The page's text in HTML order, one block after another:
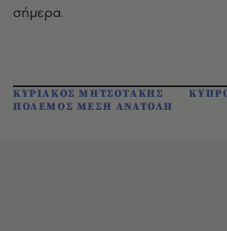
σήμερα.
ΚΥΡΙΑΚΟΣ ΜΗΤΣΟΤΑΚΗΣ
ΠΟΛΕΜΟΣ ΜΕΣΗ ΑΝΑΤΟΛΗ